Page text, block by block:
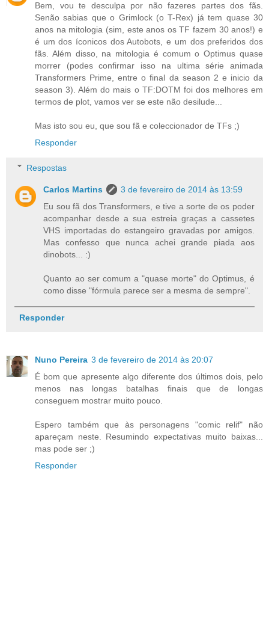
Bem, vou te desculpa por não fazeres partes dos fãs.
Senão sabias que o Grimlock (o T-Rex) já tem quase 30
anos na mitologia (sim, este anos os TF fazem 30 anos!) e
é um dos íconicos dos Autobots, e um dos preferidos dos
fãs. Além disso, na mitologia é comum o Optimus quase
morrer (podes confirmar isso na ultima série animada
Transformers Prime, entre o final da season 2 e inicio da
season 3). Além do mais o TF:DOTM foi dos melhores em
termos de plot, vamos ver se este não desilude...
Mas isto sou eu, que sou fã e coleccionador de TFs ;)
Responder
Respostas
Carlos Martins
3 de fevereiro de 2014 às 13:59
Eu sou fã dos Transformers, e tive a sorte de os poder
acompanhar desde a sua estreia graças a cassetes
VHS importadas do estangeiro gravadas por amigos.
Mas confesso que nunca achei grande piada aos
dinobots... :)
Quanto ao ser comum a "quase morte" do Optimus, é
como disse "fórmula parece ser a mesma de sempre".
Responder
Nuno Pereira 3 de fevereiro de 2014 às 20:07
É bom que apresente algo diferente dos últimos dois, pelo
menos nas longas batalhas finais que de longas
conseguem mostrar muito pouco.
Espero também que às personagens "comic relif" não
apareçam neste. Resumindo expectativas muito baixas...
mas pode ser ;)
Responder